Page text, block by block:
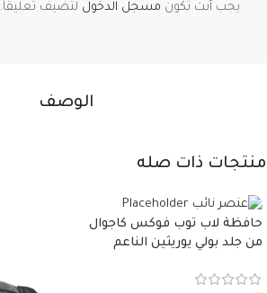
الوصف
يجب أنت تكون مسجل الدخول لتضيف تعليقاً.
منتجات ذات صله
حافظة لاب توب فوكس كاجوال
من جلد بولي يوريثين الناعم
وسوستة.